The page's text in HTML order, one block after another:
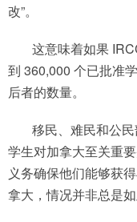
改”。
这意味着如果
到 360,000 个已批准
后者的数量。
移民、难民和公
学生对加拿大至关重
义务确保他们能够获
拿大，情况并非总是如